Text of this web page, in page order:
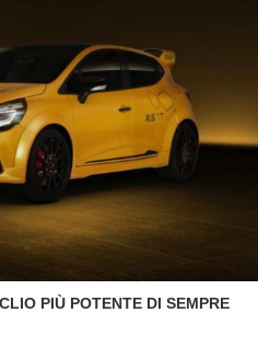
PIÙ POTENTE DI SEMPRE